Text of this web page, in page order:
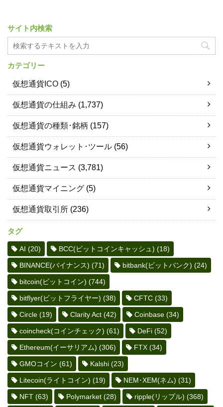
サイト内検索
カテゴリー
仮想通貨ICO (5)
仮想通貨の仕組み (1,737)
仮想通貨の種類･銘柄 (157)
仮想通貨ウォレット･ツール (56)
仮想通貨ニュース (3,781)
仮想通貨マイニング (5)
仮想通貨取引所 (236)
タグ
AI (20) BCC(ビットコインキャッシュ) (18)
BINANCE(バイナンス) (71) bitbank(ビットバンク) (24)
bitcoin(ビットコイン) (744)
bitflyer(ビットフライヤー) (38) CFTC (33)
Circle (19) Clarity Act (42) Coinbase (34)
coincheck(コインチェック) (61) DeFi (52)
Ethereum(イーサリアム) (306) FTX (34)
GMOコイン (61) Kalshi (23)
Litecoin(ライトコイン) (19) NEM･XEM(ネム) (31)
NFT (63) Polymarket (28) ripple(リップル) (368)